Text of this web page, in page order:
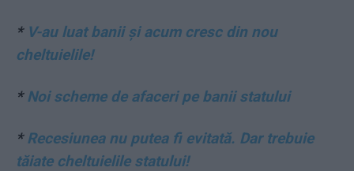
* V-au luat banii și acum cresc din nou
cheltuielile!
*Noi scheme de afaceri pe banii statului
*Recesiunea nu putea fi evitată. Dar trebuie
tăiate cheltuielile statului!